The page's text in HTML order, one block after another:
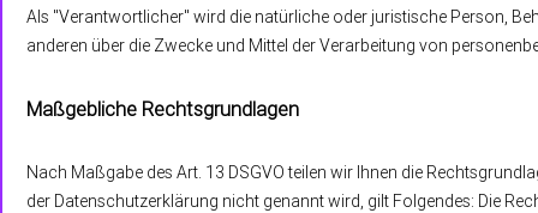
Als "Verantwortlicher" wird die natürliche oder juristische Person,
anderen über die Zwecke und Mittel der Verarbeitung von
Maßgebliche Rechtsgrundlagen
Nach Maßgabe des Art. 13 DSGVO teilen wir Ihnen die
der Datenschutzerklärung nicht genannt wird, gilt Folgendes: Die